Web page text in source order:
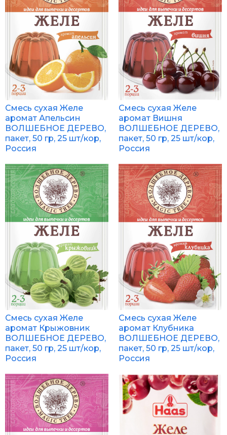
Смесь сухая Желе
аромат Апельсин
ВОЛШЕБНОЕ ДЕРЕВО,
пакет, 50 гр, 25 шт/кор,
Россия
Смесь сухая Желе
аромат Вишня
ВОЛШЕБНОЕ ДЕРЕВО,
пакет, 50 гр, 25 шт/кор,
Россия
Смесь сухая Желе
аромат Крыжовник
ВОЛШЕБНОЕ ДЕРЕВО,
пакет, 50 гр, 25 шт/кор,
Россия
Смесь сухая Желе
аромат Клубника
ВОЛШЕБНОЕ ДЕРЕВО,
пакет, 50 гр, 25 шт/кор,
Россия